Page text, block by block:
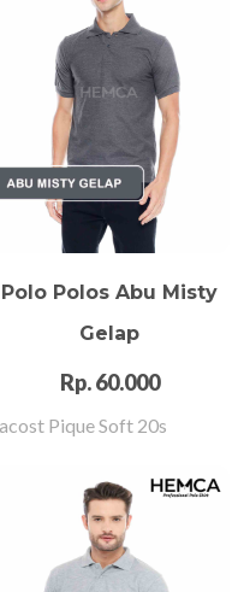
Polo Polos Abu Misty
Gelap
Rp. 60.000
Pique Soft 20s